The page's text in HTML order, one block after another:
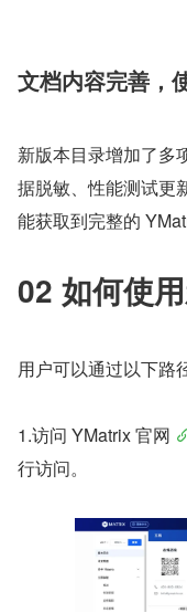
文档内容完善，
新版本目录增加了多
据脱敏、性能测试更
能获取到完整的
02 如何使
用户可以通过以下路
1.访问 YMatrix 官网
行访问。